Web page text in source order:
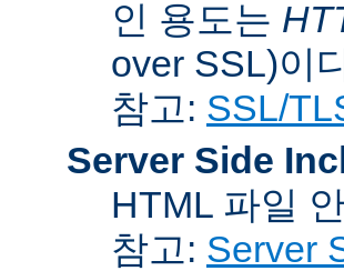
인 용도는
over SSL)이
참고: SSL/
Server Side
HTML 파일
참고: Server